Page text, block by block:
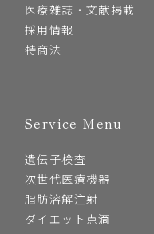
医療雑誌・文献掲載
採用情報
特商法
Service Menu
遺伝子検査
次世代医療機器
脂肪溶解注射
ダイエット点滴